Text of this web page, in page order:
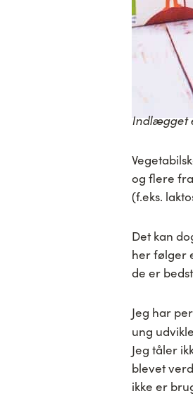
Indlægget
og flere
(f.eks.
Det kan
her følger
de er
Jeg har
ung
Jeg tåler
blevet
ikke er